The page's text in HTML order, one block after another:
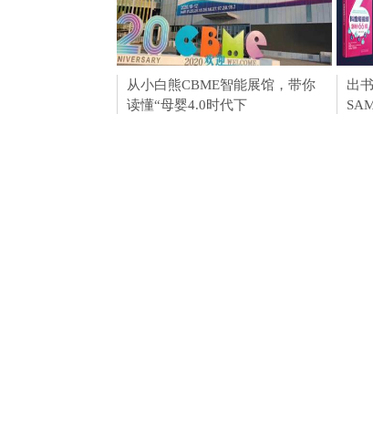
从小白熊CBME智能展馆，带你
读懂“母婴4.0时代下
泰
出